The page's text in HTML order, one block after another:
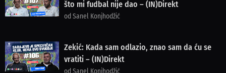
što mi fudbal nije dao – (IN)Direkt
od Sanel Konjhodžić
Zekić: Kada sam odlazio, znao sam da ću se
vratiti – (IN)Direkt
od Sanel Konjhodžić